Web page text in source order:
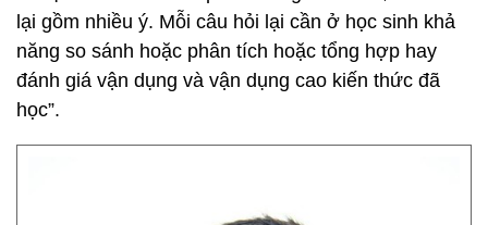
lại gồm nhiều ý. Mỗi câu hỏi lại cần ở học sinh khả
năng so sánh hoặc phân tích hoặc tổng hợp hay
đánh giá vận dụng và vận dụng cao kiến thức đã
học”.